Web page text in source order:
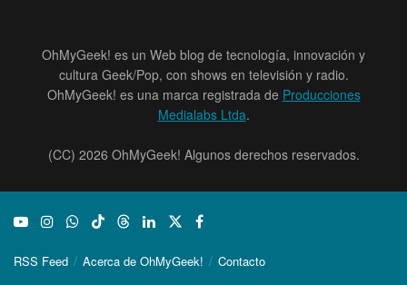
OhMyGeek! es un Web blog de tecnología, innovación y
cultura Geek/Pop, con shows en televisión y radio.
OhMyGeek! es una marca registrada de Producciones
Medialabs Ltda.
(CC) 2026 OhMyGeek! Algunos derechos reservados.
RSS Feed Acerca de OhMyGeek! Contacto